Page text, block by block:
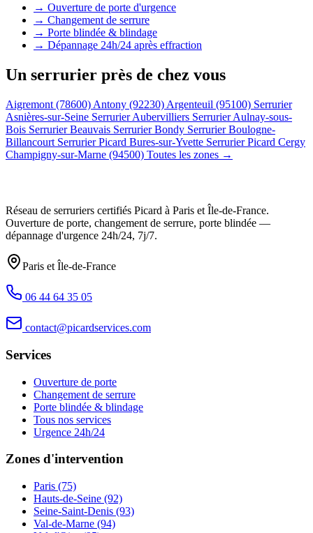
→ Ouverture de porte d'urgence
→ Changement de serrure
→ Porte blindée & blindage
→ Dépannage 24h/24 après effraction
Un serrurier près de chez vous
Aigremont (78600) Antony (92230) Argenteuil (95100) Serrurier
Asnières-sur-Seine Serrurier Aubervilliers Serrurier Aulnay-sous-
Bois Serrurier Beauvais Serrurier Bondy Serrurier Boulogne-
Billancourt Serrurier Picard Bures-sur-Yvette Serrurier Picard Cergy
Champigny-sur-Marne (94500) Toutes les zones →
Réseau de serruriers certifiés Picard à Paris et Île-de-France.
Ouverture de porte, changement de serrure, porte blindée —
dépannage d'urgence 24h/24, 7j/7.
Paris et Île-de-France
06 44 64 35 05
contact@picardservices.com
Services
Ouverture de porte
Changement de serrure
Porte blindée & blindage
Tous nos services
Urgence 24h/24
Zones d'intervention
Paris (75)
Hauts-de-Seine (92)
Seine-Saint-Denis (93)
Val-de-Marne (94)